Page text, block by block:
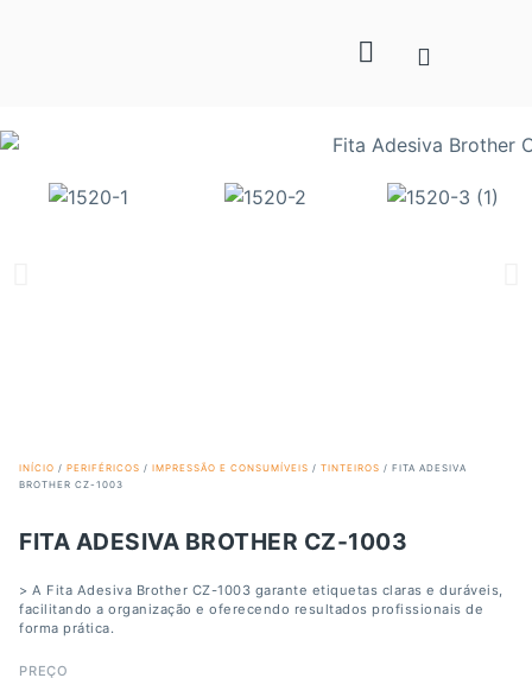
INÍCIO / PERIFÉRICOS / IMPRESSÃO E CONSUMÍVEIS / TINTEIROS / FITA ADESIVA
BROTHER CZ-1003
FITA ADESIVA BROTHER CZ-1003
> A Fita Adesiva Brother CZ-1003 garante etiquetas claras e duráveis,
facilitando a organização e oferecendo resultados profissionais de
forma prática.
PREÇO